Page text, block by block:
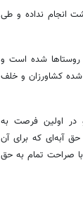
انجام نداده و طی
روستاها شده است و
شده کشاورزان و خلف
در اولین فرصت به
آبه‌ای که برای آن
صراحت تمام به حق